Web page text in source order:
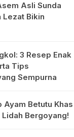
Asli Sunda
Lezat Bikin
3 Resep Enak
Tips
Sempurna
Ayam Betutu Khas
Lidah Bergoyang!